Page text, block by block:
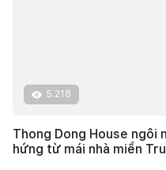
5.218
Thong Dong House ngôi
hứng từ mái nhà miền